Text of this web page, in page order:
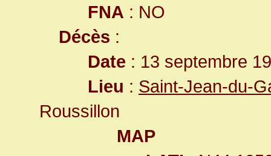
FNA : NO
Décès :
Date : 13 septembre
Lieu : Saint-Jean-du-
Roussillon
MAP